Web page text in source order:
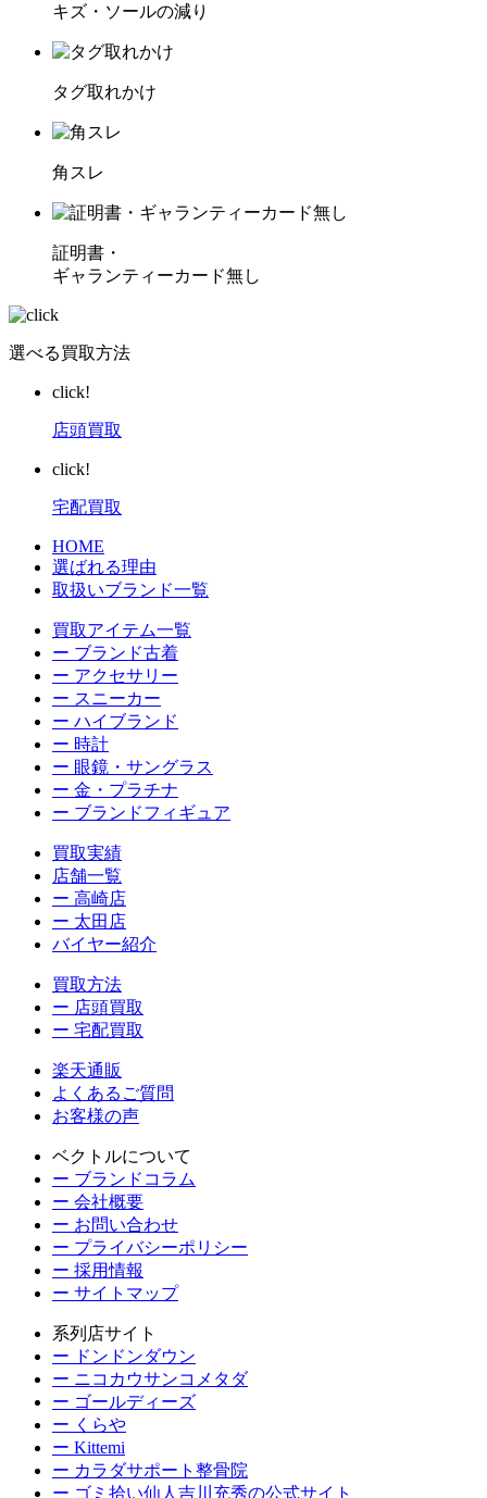
キズ・ソールの減り
タグ取れかけ
角スレ
証明書・
ギャランティーカード無し
選べる買取方法
click!
店頭買取
click!
宅配買取
HOME
選ばれる理由
取扱いブランド一覧
買取アイテム一覧
ー ブランド古着
ー アクセサリー
ー スニーカー
ー ハイブランド
ー 時計
ー 眼鏡・サングラス
ー 金・プラチナ
ー ブランドフィギュア
買取実績
店舗一覧
ー 高崎店
ー 太田店
バイヤー紹介
買取方法
ー 店頭買取
ー 宅配買取
楽天通販
よくあるご質問
お客様の声
ベクトルについて
ー ブランドコラム
ー 会社概要
ー お問い合わせ
ー プライバシーポリシー
ー 採用情報
ー サイトマップ
系列店サイト
ー ドンドンダウン
ー ニコカウサンコメタダ
ー ゴールディーズ
ー くらや
ー Kittemi
ー カラダサポート整骨院
ー ゴミ拾い仙人吉川充秀の公式サイト